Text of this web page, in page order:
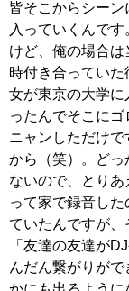
皆そこからシーン
入っていくんです
けど、俺の場合は
時付き合っていた
女が東京の大学に
ったんでそこにゴ
ニャンしただけで
から（笑）。どっ
ないので、とり
って家で録音し
ていたんですが、
「友達の友達が
んだん繋がりが